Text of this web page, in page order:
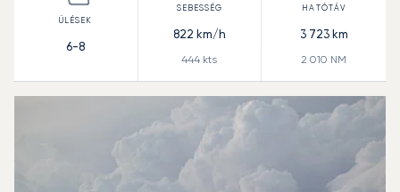
6-8
822 km/h
444 kts
3 723km
2 010 NM